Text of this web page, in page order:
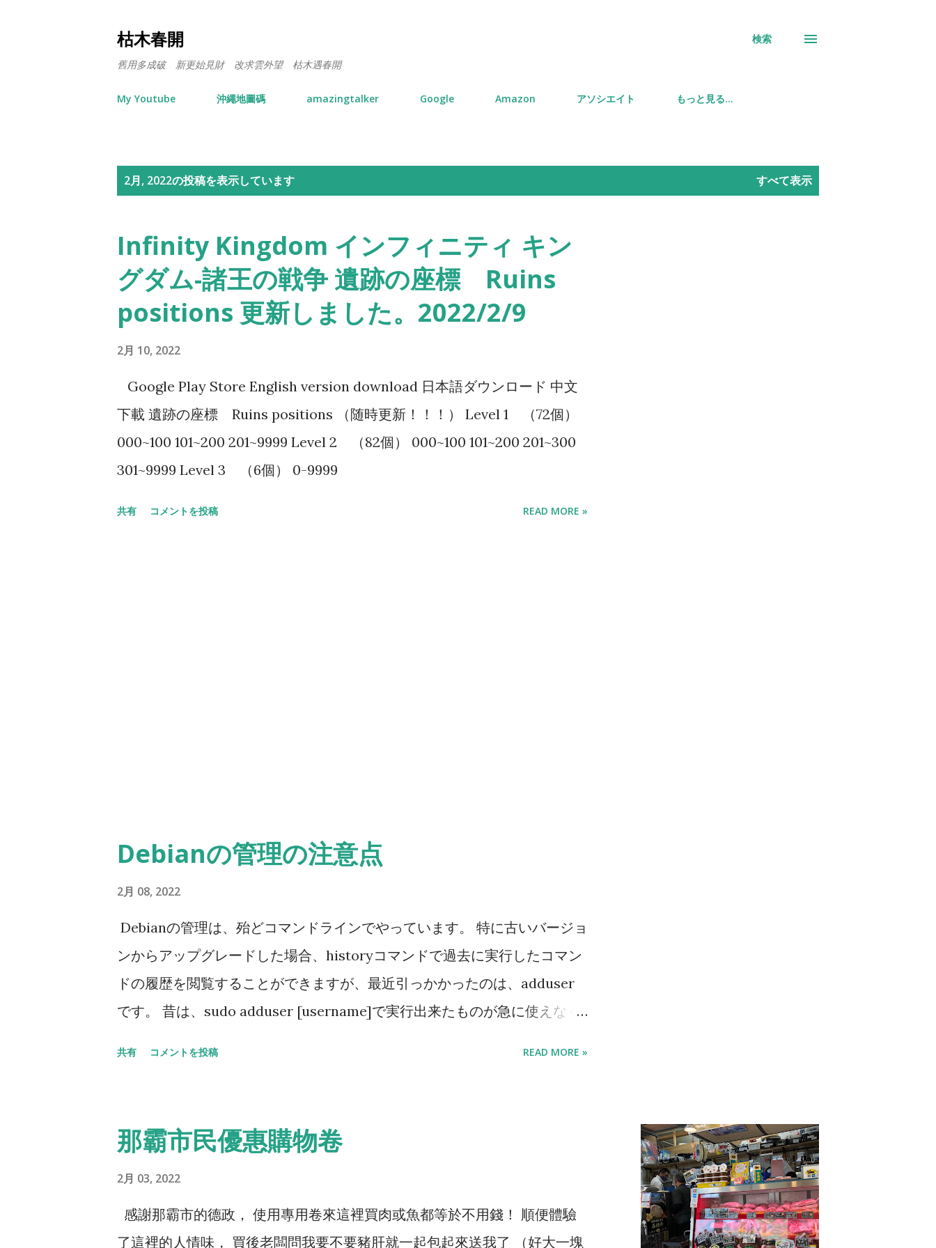
枯木春開
舊用多成破 新更始見財 改求雲外望 枯木遇春開
検索
My Youtube 沖繩地圖碼 amazingtalker Google Amazon アソシエイト もっと見る…
2月, 2022の投稿を表示しています すべて表示
Infinity Kingdom インフィニティ キン
グダム-諸王の戦争 遺跡の座標 Ruins
positions 更新しました。2022/2/9
2月 10, 2022
Google Play Store English version download 日本語ダウンロード 中文
下載 遺跡の座標 Ruins positions （随時更新！！！） Level 1 （72個）
000~100 101~200 201~9999 Level 2 （82個） 000~100 101~200 201~300
301~9999 Level 3 （6個） 0-9999
共有 コメントを投稿 READ MORE »
Debianの管理の注意点
2月 08, 2022
Debianの管理は、殆どコマンドラインでやっています。 特に古いバージョ
ンからアップグレードした場合、historyコマンドで過去に実行したコマン
ドの履歴を閲覧することができますが、最近引っかかったのは、adduser
です。 昔は、sudo adduser [username]で実行出来たものが急に使えなく
共有 コメントを投稿 READ MORE »
那霸市民優惠購物卷
2月 03, 2022
感謝那霸市的德政， 使用專用卷來這裡買肉或魚都等於不用錢！ 順便體驗
了這裡的人情味， 買後老闆問我要不要豬肝就一起包起來送我了 （好大一塊